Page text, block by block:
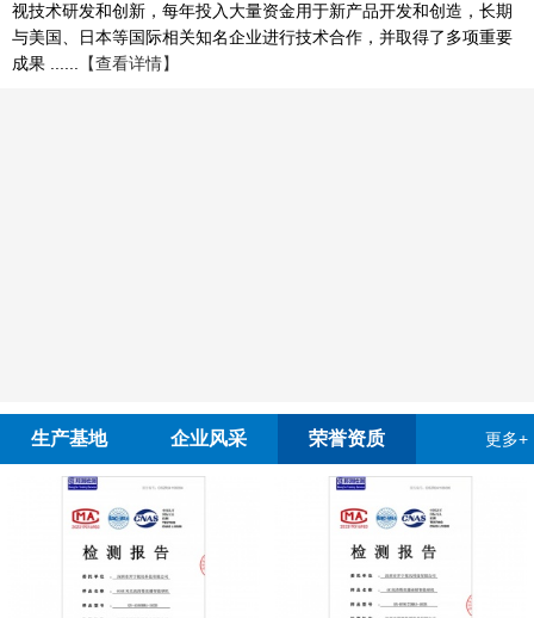
视技术研发和创新，每年投入大量资金用于新产品开发和创造，长期
与美国、日本等国际相关知名企业进行技术合作，并取得了多项重要
成果 ......
【查看详情】
生产基地 企业风采 荣誉资质 更多+